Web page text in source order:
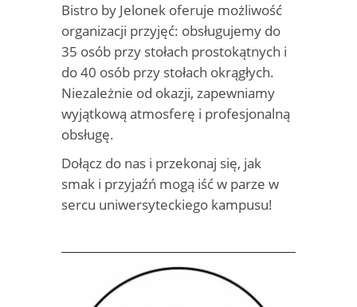
Bistro by Jelonek oferuje możliwość
organizacji przyjęć: obsługujemy do
35 osób przy stołach prostokątnych i
do 40 osób przy stołach okrągłych.
Niezależnie od okazji, zapewniamy
wyjątkową atmosferę i profesjonalną
obsługę.
Dołącz do nas i przekonaj się, jak
smak i przyjaźń mogą iść w parze w
sercu uniwersyteckiego kampusu!